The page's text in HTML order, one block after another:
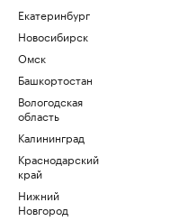
Екатеринбург
Новосибирск
Омск
Башкортостан
Вологодская
область
Калининград
Краснодарский
край
Нижний
Новгород